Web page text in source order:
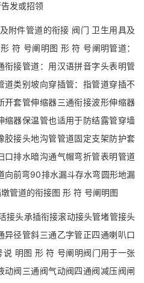
发或招领
件管道的衔接 阀门 卫生用具及
符 号阐明图 形 符 号阐明管道：
衔接管道：用汉语拼音字头表明管
道类别坡向穿插管：指管道穿插不
开套管伸缩器三通衔接波形伸缩器
缩器保温管也适用于防结露管穿墙
胶接头地沟管管道固定支架防护套
口排水暗沟通气帽弯折管表明管道
向前弯90排水漏斗存水弯圆形地漏
管道的衔接图 形 符 号阐明图
头承插衔接滚动接头管堵管接头
异径管斜三通乙字管正四通喇叭口
明图 形 符 号阐明阀门用于一张
动阀三通阀气动阀四通阀减压阀闸